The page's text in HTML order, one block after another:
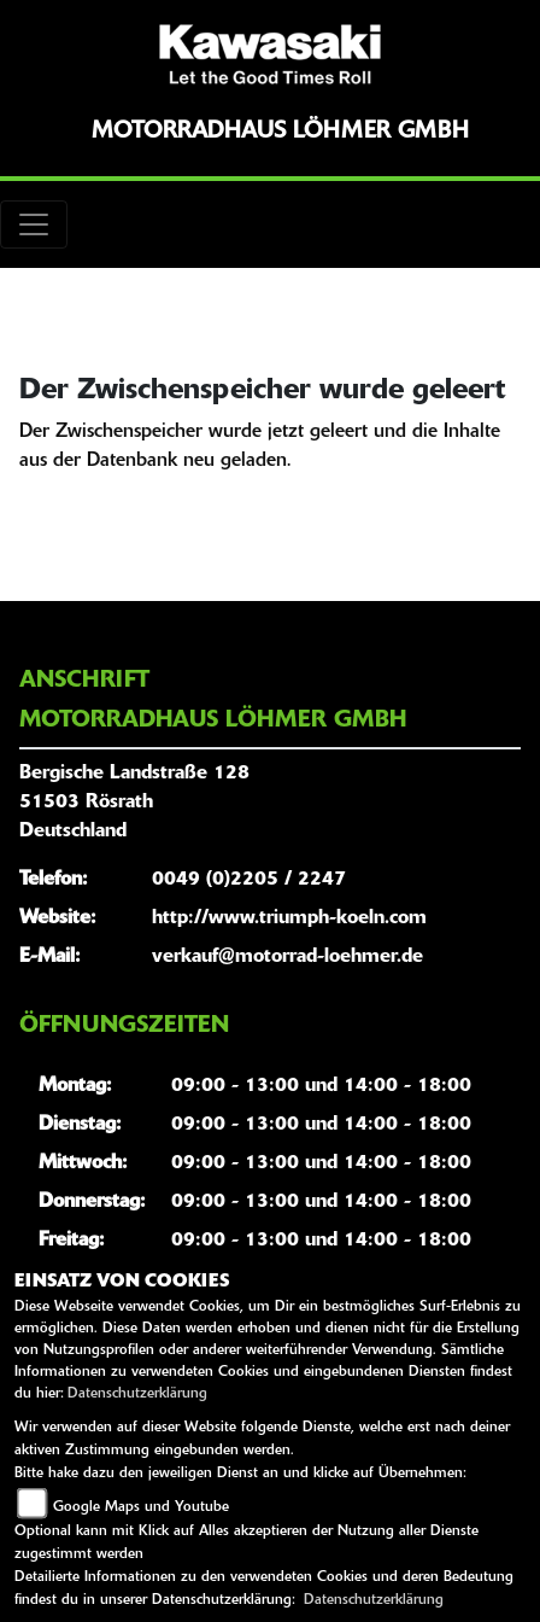
MOTORRADHAUS LÖHMER GMBH
Der Zwischenspeicher wurde geleert
Der Zwischenspeicher wurde jetzt geleert und die Inhalte
aus der Datenbank neu geladen.
ANSCHRIFT
MOTORRADHAUS LÖHMER GMBH
Bergische Landstraße 128
51503 Rösrath
Deutschland
Telefon:
0049 (0)2205 / 2247
Website:
http://www.triumph-koeln.com
E-Mail:
verkauf@motorrad-loehmer.de
ÖFFNUNGSZEITEN
Montag:
09:00 - 13:00 und 14:00 - 18:00
Dienstag:
09:00 - 13:00 und 14:00 - 18:00
Mittwoch:
09:00 - 13:00 und 14:00 - 18:00
Donnerstag:
09:00 - 13:00 und 14:00 - 18:00
Freitag:
09:00 - 13:00 und 14:00 - 18:00
Samstag:
09:00 - 13:00
Sonntag:
geschlossen
WEITERE LINKS
Kawasaki News
Kawasaki Handbücher
Kawasaki Bekleidung
Kawasaki Merchandise
EINSATZ VON COOKIES
Diese Webseite verwendet Cookies, um Dir ein bestmögliches Surf-Erlebnis zu
ermöglichen. Diese Daten werden erhoben und dienen nicht für die Erstellung
von Nutzungsprofilen oder anderer weiterführender Verwendung. Sämtliche
Informationen zu verwendeten Cookies und eingebundenen Diensten findest
du hier: Datenschutzerklärung
Wir verwenden auf dieser Website folgende Dienste, welche erst nach deiner
aktiven Zustimmung eingebunden werden.
Bitte hake dazu den jeweiligen Dienst an und klicke auf Übernehmen:
Google Maps und Youtube
Optional kann mit Klick auf Alles akzeptieren der Nutzung aller Dienste
zugestimmt werden
Detailierte Informationen zu den verwendeten Cookies und deren Bedeutung
findest du in unserer Datenschutzerklärung:
Datenschutzerklärung